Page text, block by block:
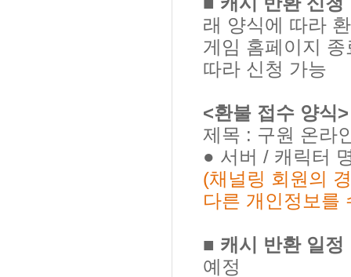
래 양식에 따라
게임 홈페이지
따라 신청 가능
<환불 접수 양식>
제목 : 구원 온라
● 서버 / 캐릭터
(채널링 회원의
다른 개인정보를
■ 캐시 반환 일정
예정